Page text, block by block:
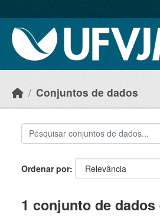
Conjuntos de dados
Ordenar por
1 conjunto de